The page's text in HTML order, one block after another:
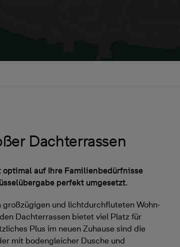
Dachterrassen
optimal auf Ihre Familienbedürfnisse
perfekt umgesetzt.
großzügigen und lichtdurchfluteten Wohn-
Dachterrassen bietet viel Platz für
Plus im neuen Zuhause sind die
mit bodengleicher Dusche und